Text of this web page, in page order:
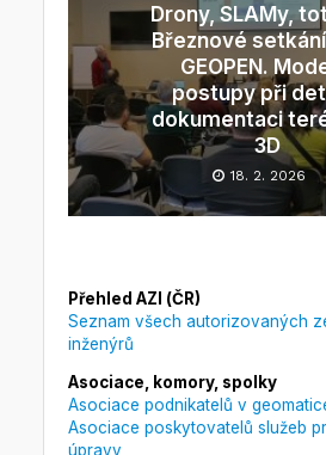
Drony, SLAMy,
Březnové
GEOPEN.
postupy při
dokumentaci
3D
18. 2. 2026
Přehled AZI (ČR)
Seznam všech autorizovaných
inženýrů
Asociace, komory, spolky
Asociace podnikatelů v
Asociace poskytovatelů služeb
úpravy